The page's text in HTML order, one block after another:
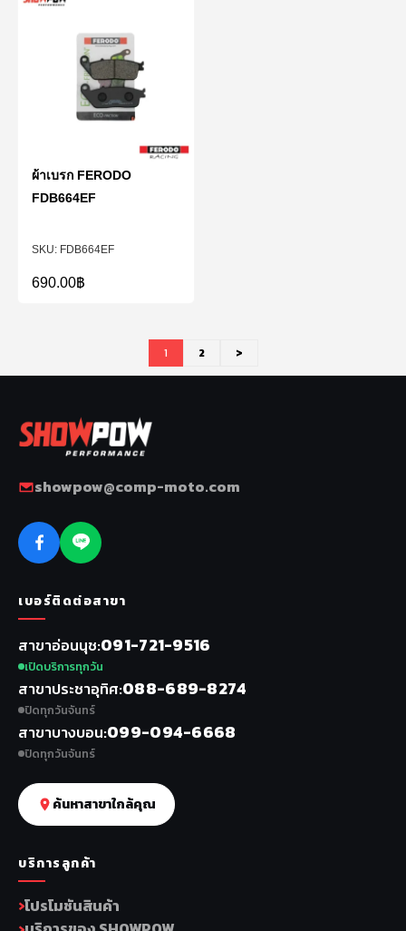
FDB664EF
ผ้าเบรก FERODO
FDB664EF
690.00฿
1 2 >
showpow@comp-moto.com
เบอร์ติดต่อสาขา
สาขาอ่อนนุช 091-721-9516
เปิดบริการทุกวัน
สาขาประชาอุทิศ 088-689-8274
ปิดทุกวันจันทร์
สาขาบางบอน 099-094-6668
ปิดทุกวันจันทร์
ค้นหาสาขาใกล้คุณ
บริการลูกค้า
โปรโมชันสินค้า